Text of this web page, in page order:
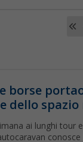
borse
dello spazio
ai lunghi tour